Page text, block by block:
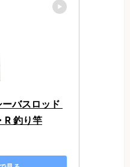
バスロッド
R 釣り竿